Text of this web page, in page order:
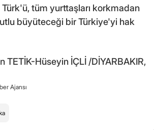
Türk'ü, tüm yurttaşları korkmadan
büyüteceği bir Türkiye'yi hak
TETİK-Hüseyin İÇLİ /DİYARBAKIR,
Ajansı